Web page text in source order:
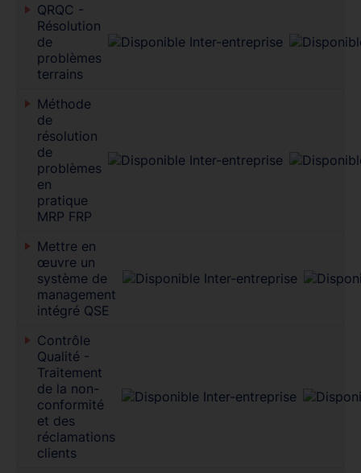
QRQC -
Résolution
de
problèmes
terrains
Méthode
de
résolution
de
problèmes
en
pratique
MRP FRP
Mettre en
œuvre un
système de
management
intégré QSE
Contrôle
Qualité -
Traitement
de la non-
conformité
et des
réclamations
clients